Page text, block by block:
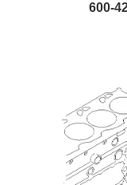
600-